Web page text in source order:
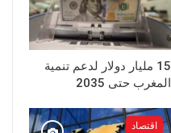
15 مليار دولار لدعم تنمية
المغرب حتى 2035
اقتصاد